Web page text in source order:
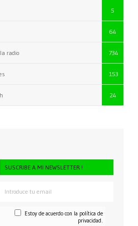
5
64
radio 734
153
24
SUSCRIBE A MI NEWSLETTER !
Estoy de acuerdo con la política de
privacidad.